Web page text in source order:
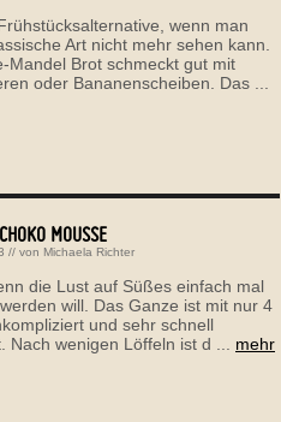
wenn man
Art nicht mehr sehen kann.
Mandel Brot schmeckt gut mit
oder Bananenscheiben. Das ...
MOUSSE
// von Michaela Richter
die Lust auf Süßes einfach mal
will. Das Ganze ist mit nur 4
und sehr schnell
Nach wenigen Löffeln ist d ... mehr